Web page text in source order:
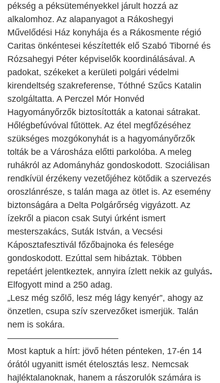
pékség a péksüteményekkel járult hozzá az
alkalomhoz. Az alapanyagot a Rákoshegyi
Művelődési Ház konyhája és a Rákosmente régió
Caritas önkéntesei készítették elő Szabó Tiborné és
Rózsahegyi Péter képviselők koordinálásával. A
padokat, székeket a kerületi polgári védelmi
kirendeltség szakreferense, Tóthné Szűcs Katalin
szolgáltatta. A Perczel Mór Honvéd
Hagyományőrzők biztosították a katonai sátrakat.
Hőlégbefúvóval fűtöttek. Az étel megfőzéséhez
szükséges mozgókonyhát is a hagyományőrzők
tolták be a Városháza előtti parkolóba. A meleg
ruhákról az Adományház gondoskodott. Szociálisan
rendkívül érzékeny vezetőjéhez kötődik a szervezés
oroszlánrésze, s talán maga az ötlet is. Az esemény
biztonságára a Delta Polgárőrség vigyázott. Az
ízekről a piacon csak Sutyi úrként ismert
mesterszakács, Suták István, a Vecsési
Káposztafesztivál főzőbajnoka és felesége
gondoskodott. Ezúttal sem hibáztak. Többen
repetáért jelentkeztek, annyira ízlett nekik az gulyás.
Elfogyott mind a 250 adag.
„Lesz még szőlő, lesz még lágy kenyér”, ahogy az
önzetlen, csupa szív szervezőket ismerjük. Talán
nem is sokára.
————————————–
Most kaptuk a hírt: jövő héten pénteken, 17-én 14
órától ugyanitt ismét ételosztás lesz. Nemcsak
hajléktalanoknak, hanem a rászorulók számára is